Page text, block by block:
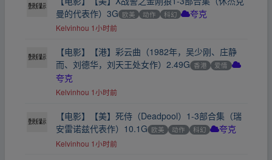
曼的代表作）3G 欧美 动作 科幻 夸克
Kelvinhou 1小时前
【电影】【港】彩云曲（1982年，吴少刚、庄静
而、刘德华，刘天王处女作）2.49G 香港 爱情
夸克
Kelvinhou 1小时前
【电影】【美】死侍（Deadpool）1-3部合集（瑞
安雷诺兹代表作）10.1G 欧美 动作 科幻 夸克
Kelvinhou 1小时前